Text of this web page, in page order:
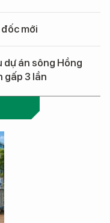
mới
án sông Hồng
gấp 3 lần